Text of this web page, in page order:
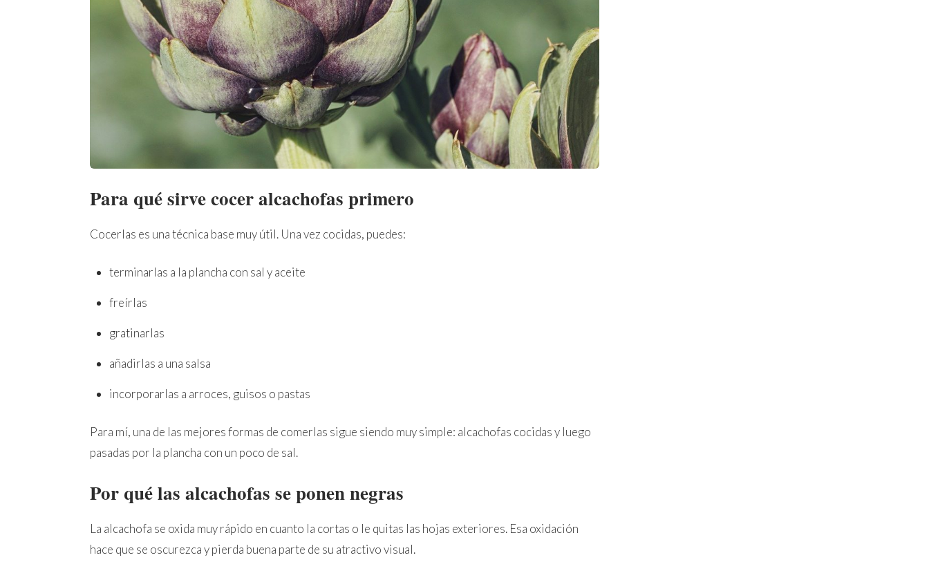
Para qué sirve cocer alcachofas primero
Cocerlas es una técnica base muy útil. Una vez cocidas, puedes:
terminarlas a la plancha con sal y aceite
freírlas
gratinarlas
añadirlas a una salsa
incorporarlas a arroces, guisos o pastas
Para mí, una de las mejores formas de comerlas sigue siendo muy simple: alcachofas cocidas y luego
pasadas por la plancha con un poco de sal.
Por qué las alcachofas se ponen negras
La alcachofa se oxida muy rápido en cuanto la cortas o le quitas las hojas exteriores. Esa oxidación
hace que se oscurezca y pierda buena parte de su atractivo visual.